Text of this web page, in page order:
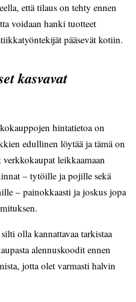
että tilaus on tehty ennen
voidaan hanki tuotteet
pääsevät kotiin.
kasvavat
hintatietoa on
edullinen löytää ja tämä on
leikkaamaan
– tytöille ja pojille sekä
– painokkaasti ja joskus jopa
olla kannattavaa tarkistaa
alennuskoodit ennen
jotta olet varmasti halvin